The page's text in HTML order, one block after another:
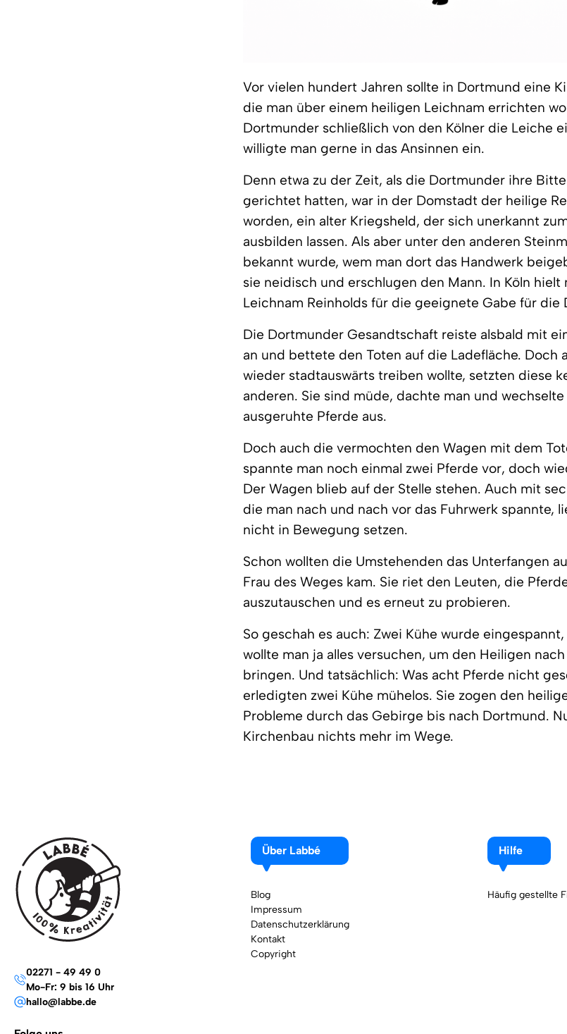
Vor vielen hundert Jahren sollte in Dortmund eine
die man über einem heiligen Leichnam errichten
Dortmunder schließlich von den Kölner die Leiche
willigte man gerne in das Ansinnen ein.
Denn etwa zu der Zeit, als die Dortmunder ihre
gerichtet hatten, war in der Domstadt der heilige
worden, ein alter Kriegsheld, der sich unerkannt
ausbilden lassen. Als aber unter den anderen
bekannt wurde, wem man dort das Handwerk
sie neidisch und erschlugen den Mann. In Köln hielt
Leichnam Reinholds für die geeignete Gabe für die
Die Dortmunder Gesandtschaft reiste alsbald mit
an und bettete den Toten auf die Ladefläche. Doch
wieder stadtauswärts treiben wollte, setzten diese
anderen. Sie sind müde, dachte man und
ausgeruhte Pferde aus.
Doch auch die vermochten den Wagen mit dem
spannte man noch einmal zwei Pferde vor, doch
Der Wagen blieb auf der Stelle stehen. Auch mit
die man nach und nach vor das Fuhrwerk spannte,
nicht in Bewegung setzen.
Schon wollten die Umstehenden das Unterfangen
Frau des Weges kam. Sie riet den Leuten, die
auszutauschen und es erneut zu probieren.
So geschah es auch: Zwei Kühe wurde
wollte man ja alles versuchen, um den Heiligen
bringen. Und tatsächlich: Was acht Pferde nicht
erledigten zwei Kühe mühelos. Sie zogen den
Probleme durch das Gebirge bis nach Dortmund.
Kirchenbau nichts mehr im Wege.
02271 - 49 49 0
Mo-Fr: 9 bis 16 Uhr
hallo@labbe.de
Über Labbé
Blog
Impressum
Datenschutzerklärung
Kontakt
Copyright
Hilfe
Häufig gestellte